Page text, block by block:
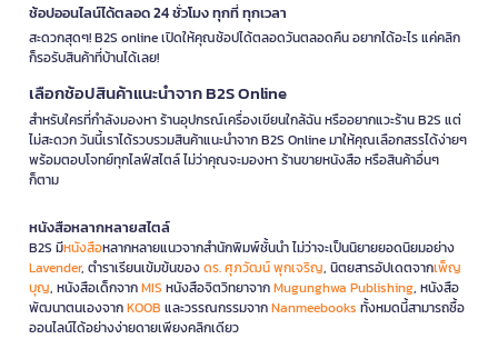
ช้อปออนไลน์ได้ตลอด 24 ชั่วโมง ทุกที่ ทุกเวลา
สะดวกสุดๆ! B2S online เปิดให้คุณช้อปได้ตลอดวันตลอดคืน อยากได้อะไร แค่คลิก
ก็รอรับสินค้าที่บ้านได้เลย!
เลือกช้อปสินค้าแนะนำจาก B2S Online
สำหรับใครที่กำลังมองหา ร้านอุปกรณ์เครื่องเขียนใกล้ฉัน หรืออยากแวะร้าน B2S แต่
ไม่สะดวก วันนี้เราได้รวบรวมสินค้าแนะนำจาก B2S Online มาให้คุณเลือกสรรได้ง่ายๆ
พร้อมตอบโจทย์ทุกไลฟ์สไตล์ ไม่ว่าคุณจะมองหา ร้านขายหนังสือ หรือสินค้าอื่นๆ
ก็ตาม
หนังสือหลากหลายสไตล์
B2S มีหนังสือหลากหลายแนวจากสำนักพิมพ์ชั้นนำ ไม่ว่าจะเป็นนิยายยอดนิยมอย่าง
Lavender, ตำราเรียนเข้มข้นของดร. ศุภวัฒน์ พุกเจริญ, นิตยสารอัปเดตจากเพ็ญ
บุญ, หนังสือเด็กจากMIS หนังสือจิตวิทยาจากMugunghwa Publishing, หนังสือ
พัฒนาตนเองจากKOOB และวรรณกรรมจากNanmeebooks ทั้งหมดนี้สามารถซื้อ
ออนไลน์ได้อย่างง่ายดายเพียงคลิกเดียว